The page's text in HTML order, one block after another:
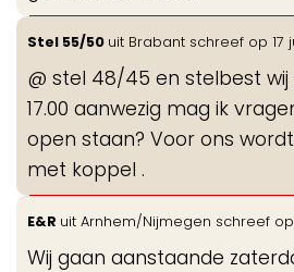
Stel 55/50 uit Brabant schreef op 17
@ stel 48/45 en stelbest wij
17.00 aanwezig mag ik
open staan? Voor ons
met koppel .
E&R uit Arnhem/Nijmegen schreef op
Wij gaan aanstaande